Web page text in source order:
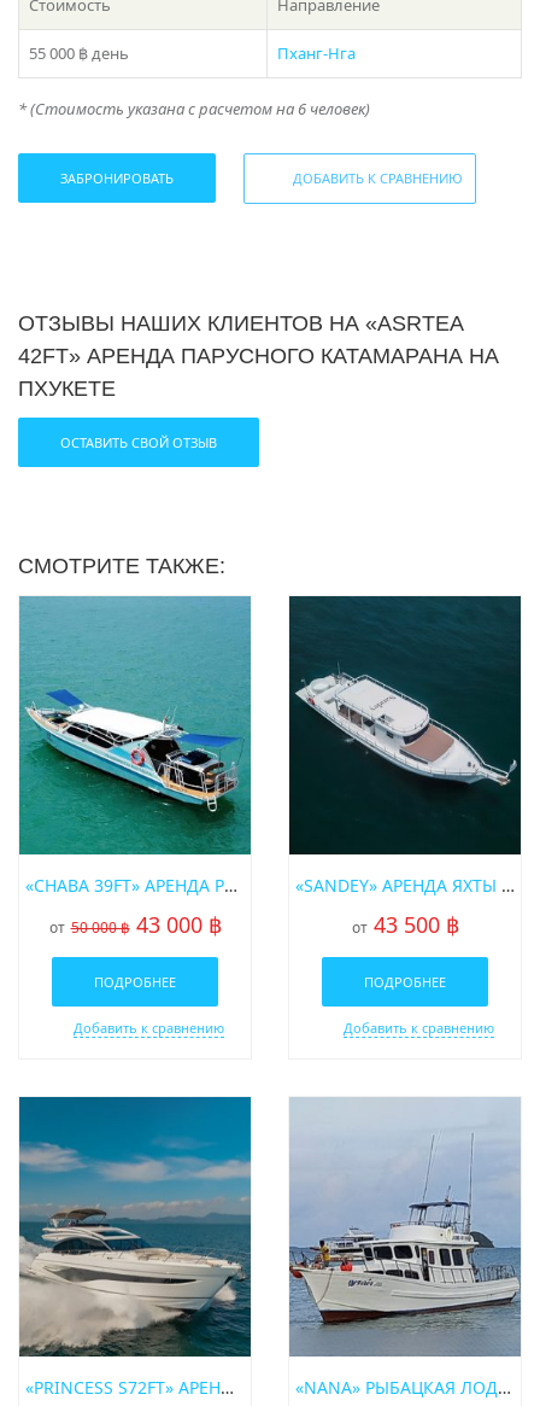
Поделиться:
Либо наш менеджер предложит вам варианты исходя
из ваших пожеланий – просто закажите звонок или
наберите телефон в шапке сайта!
менеджера
Стоимость Направление
55 000 ฿день Пханг-Нга
* (Стоимость указана с расчетом на 6 человек)
ЗАБРОНИРОВАТЬ ДОБАВИТЬ К СРАВНЕНИЮ
ОТЗЫВЫ НАШИХ КЛИЕНТОВ НА «ASRTEA
42FT» АРЕНДА ПАРУСНОГО КАТАМАРАНА НА
ПХУКЕТЕ
ОСТАВИТЬ СВОЙ ОТЗЫВ
СМОТРИТЕ ТАКЖЕ:
«CHABA 39FT» АРЕНДА РЫБАЦКОГО КАТЕРА НА ПХУКЕТЕ
от 50 000 ฿ 43 000 ฿
ПОДРОБНЕЕ
Добавить к сравнению
«SANDEY» АРЕНДА ЯХТЫ НА ПХУКЕТЕ
от 43 500 ฿
ПОДРОБНЕЕ
Добавить к сравнению
«PRINCESS S72FT» АРЕНДА МОТОРНОЙ ЯХТЫ НА ПХУКЕТЕ «NANA» РЫБАЦКАЯ ЛОДКА В АРЕНДУ НА ПХУКЕТЕ